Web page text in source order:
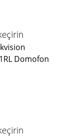
RL Domofon